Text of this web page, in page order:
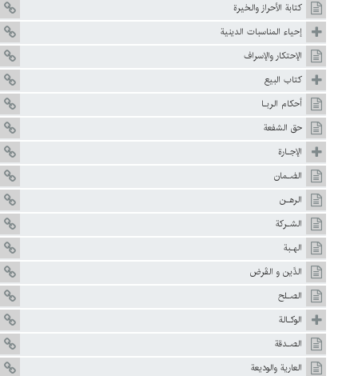
کتابة‌ الأحراز والخيرة
إحياء المناسبات الدينية
الإحتكار والإسراف
كتاب البيع
أحكام الربـا
حق الشفعة
الإجـارة
الضـمان
الرهـن
الشـركة
الهـبة
الدَّين و القَرض
الصـلح
الوكـالة
الصـدقة
العارية والوديعة